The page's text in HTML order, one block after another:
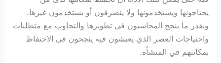
يحتاجونها ويستخدمونها ولا ينصرفون أو يستخدمون غيرها.
وبقدر ما ينجح المحاسبون في تطويرها والتجاوب مع متطلبات
واحتياجات العصر الذي يعيشون فيه ينجحون في الاحتفاظ
بمكانتهم في المنشأة.